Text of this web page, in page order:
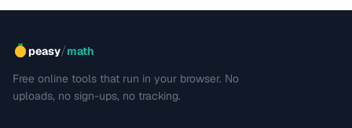
peasy/math
Free online tools that run in your browser. No
uploads, no sign-ups, no tracking.